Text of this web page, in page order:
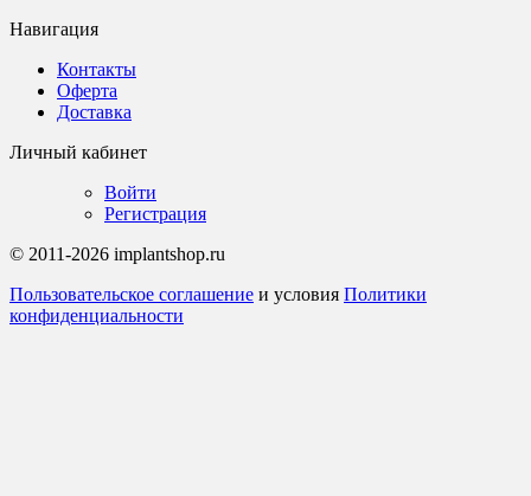
Навигация
Контакты
Оферта
Доставка
Личный кабинет
Войти
Регистрация
© 2011-2026 implantshop.ru
Пользовательское соглашение и условия Политики
конфиденциальности